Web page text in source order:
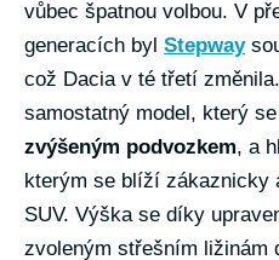
vůbec špatnou volbou. V
generacích byl Stepway
což Dacia v té třetí
samostatný model, který
zvýšeným podvozkem, a
kterým se blíží zákaznicky
SUV. Výška se díky
zvoleným střešním ližinám